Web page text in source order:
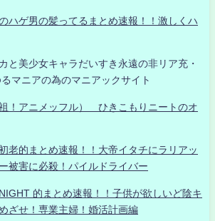
ハゲ男の髪ってるまとめ速報！！激しくハ
と美少女キャラだいすき永遠の非リア充・
マニアの為のマニアックサイト
！アニメッフル） ひきこもりニートのオ
老的まとめ速報！！大帝イタチにラリアッ
被害に必殺！パイルドライバー
的まとめ速報！！子供が欲しいど陰キ
ざせ！専業主婦！婚活計画編